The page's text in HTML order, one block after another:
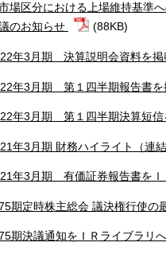
場区分における上場維持基準
のお知らせ
(88KB)
年3月期 決算説明会資料を掲
年3月期 第１四半期報告書を
年3月期 第１四半期決算短信
年3月期 財務ハイライト（連
年3月期 有価証券報告書をＩ
期定時株主総会 議決権行使の
期決議通知をＩＲライブラリ